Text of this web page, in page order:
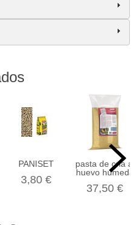
PANISET
3,80 €
pasta de cria al
huevo humeda
37,50 €